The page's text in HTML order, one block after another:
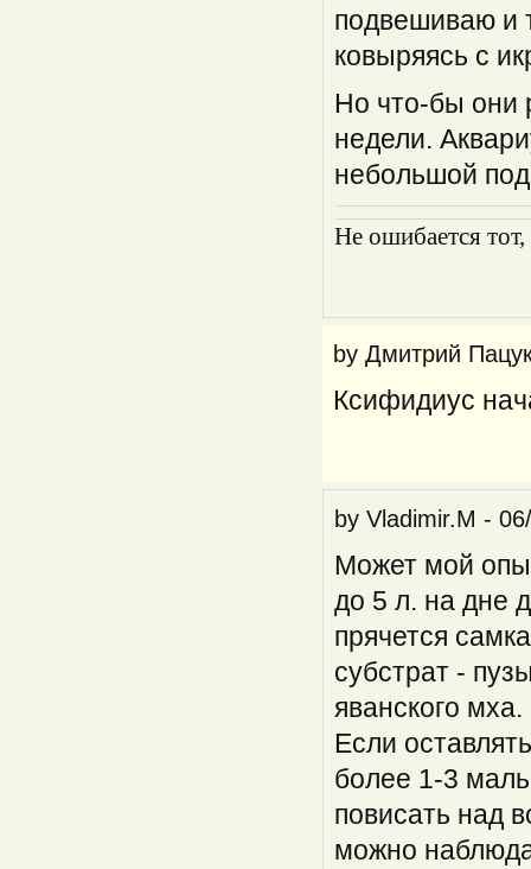
подвешиваю и
ковыряясь с
Но что-бы они
недели.
небольшой
Не ошибается тот,
byДмитрий
Ксифидиус
byVladimir.M -
Может мой
до 5 л. на дне
прячется
субстрат -
яванского
Если
более 1-3
повисать над
можно